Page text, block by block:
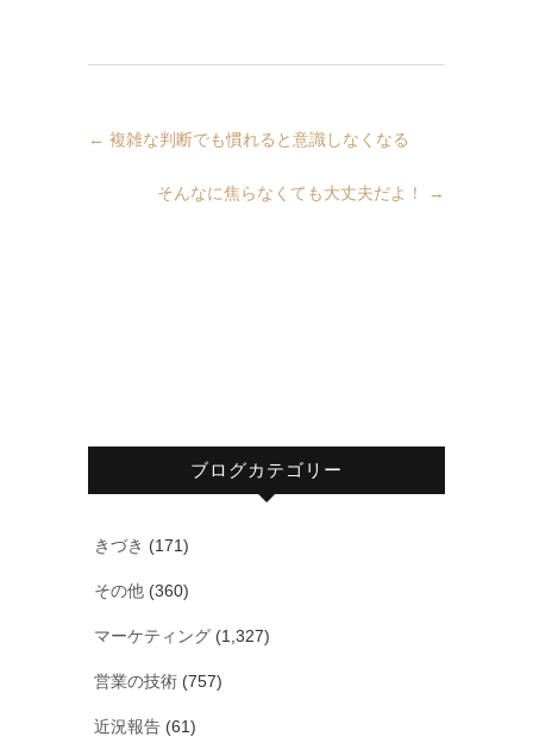
← 複雑な判断でも慣れると意識しなくなる
そんなに焦らなくても大丈夫だよ！ →
ブログカテゴリー
きづき (171)
その他 (360)
マーケティング (1,327)
営業の技術 (757)
近況報告 (61)